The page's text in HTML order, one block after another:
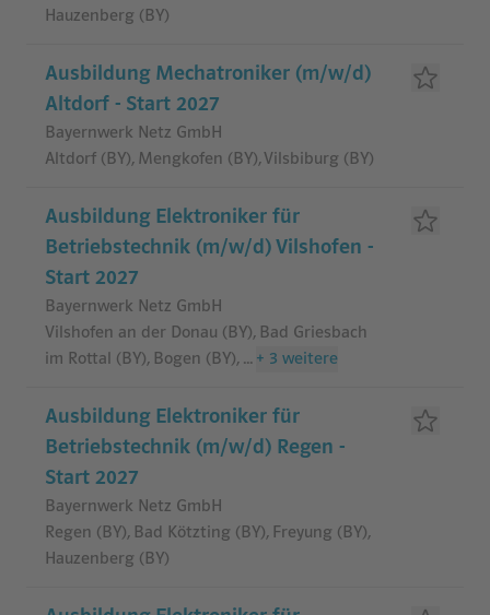
Hauzenberg (BY)
Ausbildung Mechatroniker (m/w/d)
Altdorf - Start 2027
Bayernwerk Netz GmbH
Altdorf (BY), Mengkofen (BY), Vilsbiburg (BY)
Ausbildung Elektroniker für
Betriebstechnik (m/w/d) Vilshofen -
Start 2027
Bayernwerk Netz GmbH
Vilshofen an der Donau (BY), Bad Griesbach
im Rottal (BY), Bogen (BY), ... + 3 weitere
Ausbildung Elektroniker für
Betriebstechnik (m/w/d) Regen -
Start 2027
Bayernwerk Netz GmbH
Regen (BY), Bad Kötzting (BY), Freyung (BY),
Hauzenberg (BY)